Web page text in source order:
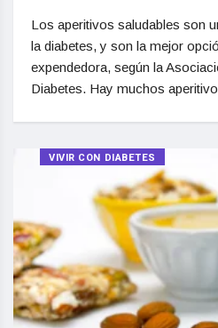
Los aperitivos saludables son
la diabetes, y son la mejor
expendedora, según la
Diabetes. Hay muchos
VIVIR CON DIABETES